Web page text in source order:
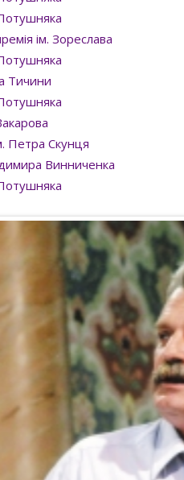
ім. Зореслава
Тичини
Петра Скунця
Винниченка